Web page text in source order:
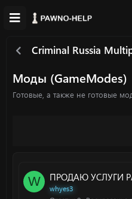
Criminal Russia
Моды (GameModes)
Готовые, а также не готовые
W ПРОДАЮ УСЛУГИ
whyes3